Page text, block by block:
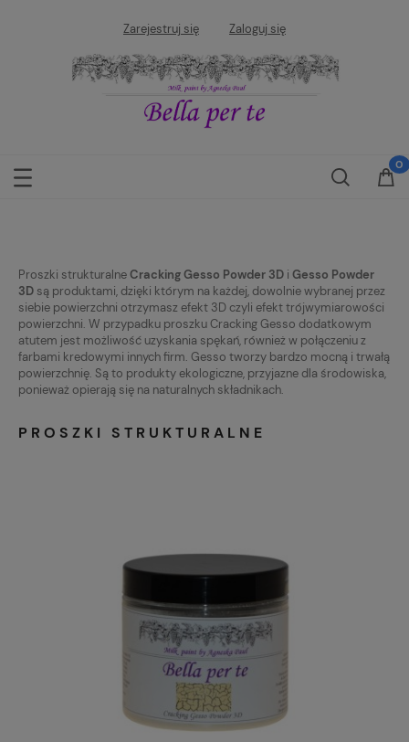
Zarejestruj się Zaloguj się
Proszki strukturalneCracking Gesso Powder 3D i Gesso Powder
3D są produktami, dzięki którym na każdej, dowolnie wybranej przez
siebie powierzchni otrzymasz efekt 3D czyli efekt trójwymiarowości
powierzchni. W przypadku proszku Cracking Gesso dodatkowym
atutem jest możliwość uzyskania spękań, również w połączeniu z
farbami kredowymi innych firm. Gesso tworzy bardzo mocną i trwałą
powierzchnię. Są to produkty ekologiczne, przyjazne dla środowiska,
ponieważ opierają się na naturalnych składnikach.
PROSZKI STRUKTURALNE